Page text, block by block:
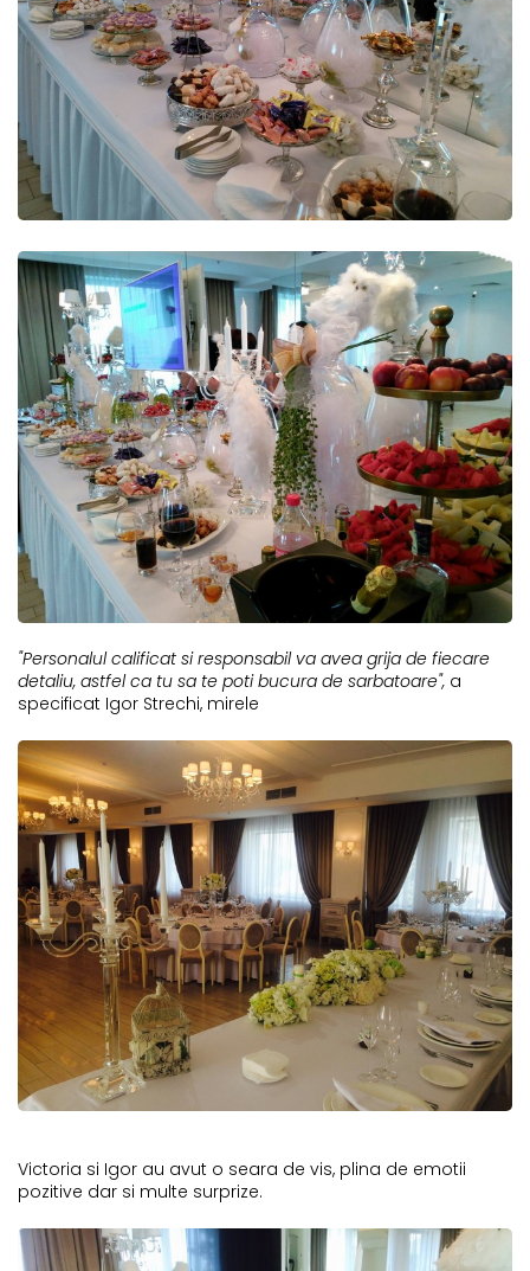
"Personalul calificat si responsabil va avea grija de fiecare
detaliu, astfel ca tu sa te poti bucura de sarbatoare", a
specificat Igor Strechi, mirele
Victoria si Igor au avut o seara de vis, plina de emotii
pozitive dar si multe surprize.